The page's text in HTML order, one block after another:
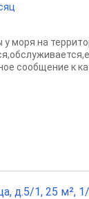
моря на
сообщение к
д.5/1, 25 м²,